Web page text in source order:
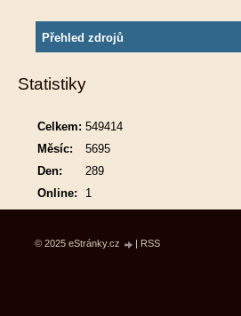
Přehled zdrojů
Statistiky
Online: 1
Celkem: 549414
Měsíc:
5695
Den:
289
© 2025 eStránky.cz RSS